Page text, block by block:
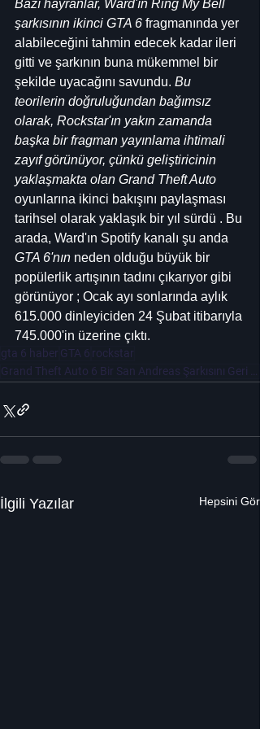
Bazı hayranlar, Ward'ın Ring My Bell
şarkısının ikinci GTA 6 fragmanında yer
alabileceğini tahmin edecek kadar ileri
gitti ve şarkının buna mükemmel bir
şekilde uyacağını savundu. Bu
teorilerin doğruluğundan bağımsız
olarak, Rockstar'ın yakın zamanda
başka bir fragman yayınlama ihtimali
zayıf görünüyor, çünkü geliştiricinin
yaklaşmakta olan Grand Theft Auto
oyunlarına ikinci bakışını paylaşması
tarihsel olarak yaklaşık bir yıl sürdü . Bu
arada, Ward'ın Spotify kanalı şu anda
GTA 6'nın neden olduğu büyük bir
popülerlik artışının tadını çıkarıyor gibi
görünüyor ; Ocak ayı sonlarında aylık
615.000 dinleyiciden 24 Şubat itibarıyla
745.000'in üzerine çıktı.
gta 6 haber GTA 6 rockstar
Grand Theft Auto 6 Bir San Andreas Şarkısını Geri Getirebilir
İlgili Yazılar Hepsini Gör